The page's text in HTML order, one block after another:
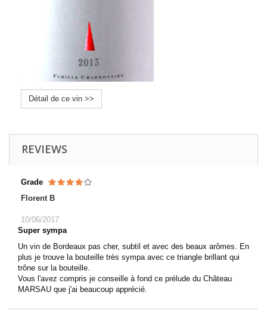
Détail de ce vin >>
REVIEWS
Grade
Florent B
10/06/2017
Super sympa
Un vin de Bordeaux pas cher, subtil et avec des beaux arômes. En
plus je trouve la bouteille très sympa avec ce triangle brillant qui
trône sur la bouteille.
Vous l'avez compris je conseille à fond ce prélude du Château
MARSAU que j'ai beaucoup apprécié.